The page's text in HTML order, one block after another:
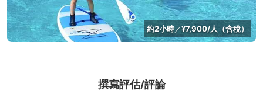
約2小時／¥7,900/人（含稅）
撰寫評估/評論